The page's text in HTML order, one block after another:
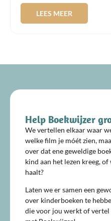
LEES MEER
Help Boekwijzer
We vertellen elkaar waar
welke film je móét zien,
over dat ene geweldige
kind aan het lezen kreeg,
haalt?
Laten we er samen een
over kinderboeken te
die voor jou werkt of vertel